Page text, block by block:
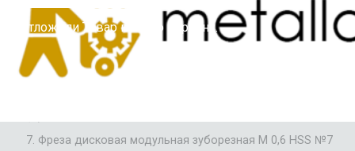
Вы отложилиТоварв свою корзину.
Главная
/
ФРЕЗЫ
Фреза дисковая модульная зуборезная М 0,6 HSS №7